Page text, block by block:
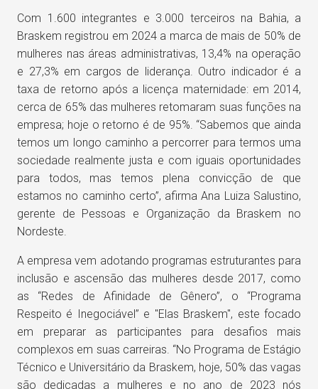
Com 1.600 integrantes e 3.000 terceiros na Bahia, a
Braskem registrou em 2024 a marca de mais de 50% de
mulheres nas áreas administrativas, 13,4% na operação
e 27,3% em cargos de liderança. Outro indicador é a
taxa de retorno após a licença maternidade: em 2014,
cerca de 65% das mulheres retomaram suas funções na
empresa; hoje o retorno é de 95%. “Sabemos que ainda
temos um longo caminho a percorrer para termos uma
sociedade realmente justa e com iguais oportunidades
para todos, mas temos plena convicção de que
estamos no caminho certo”, afirma Ana Luiza Salustino,
gerente de Pessoas e Organização da Braskem no
Nordeste.
A empresa vem adotando programas estruturantes para
inclusão e ascensão das mulheres desde 2017, como
as “Redes de Afinidade de Gênero”, o “Programa
Respeito é Inegociável” e "Elas Braskem", este focado
em preparar as participantes para desafios mais
complexos em suas carreiras. “No Programa de Estágio
Técnico e Universitário da Braskem, hoje, 50% das vagas
são dedicadas a mulheres e no ano de 2023 nós